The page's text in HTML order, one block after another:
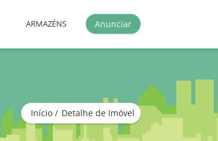
Anunciar
ARMAZÉNS
Início Detalhe de Imóvel